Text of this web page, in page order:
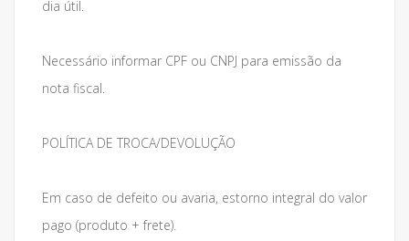
dia útil.
Necessário informar CPF ou CNPJ para emissão da
nota fiscal.
POLÍTICA DE TROCA/DEVOLUÇÃO
Em caso de defeito ou avaria, estorno integral do valor
pago (produto + frete).